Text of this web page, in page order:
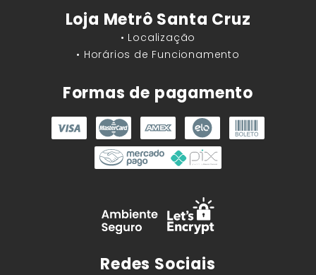
Loja Metrô Santa Cruz
• Localização
• Horários de Funcionamento
Formas de pagamento
Redes Sociais